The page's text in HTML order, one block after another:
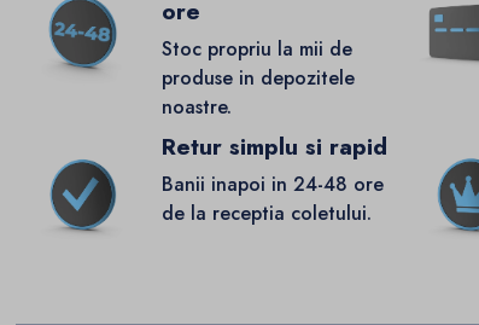
ore
Stoc propriu la mii de
produse in depozitele
noastre.
Retur simplu si rapid
Banii inapoi in 24-48 ore
de la receptia coletului.